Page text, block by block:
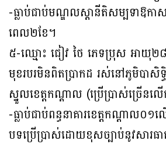
-ធ្លាប់ជាប់មណ្ឌលស្តានីតិសម្បទាឱក
ពេល២ខែ។
៥-ឈ្មោះ ជៀវ ថៃ ភេទប្រុស អាយុ២៨ឆ្
មុខរបរមិនពិតប្រាកដ រស់នៅភូមិបាសិទ្
ស្នួលខេត្តកណ្ដាល (ប្រេីប្រាស់ច្រើនល
-ធ្លាប់ជាប់ពន្ធនាគារខេត្តកណ្តាល០
បទប្រេីប្រាស់ដោយខុសច្បាប់នូវសារ